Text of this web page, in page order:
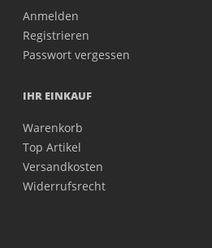
Anmelden
Registrieren
Passwort vergessen
IHR EINKAUF
Warenkorb
Top Artikel
Versandkosten
Widerrufsrecht